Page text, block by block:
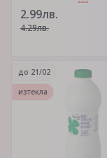
2.99лв.
4.29лв.
до 21/02
изтекла